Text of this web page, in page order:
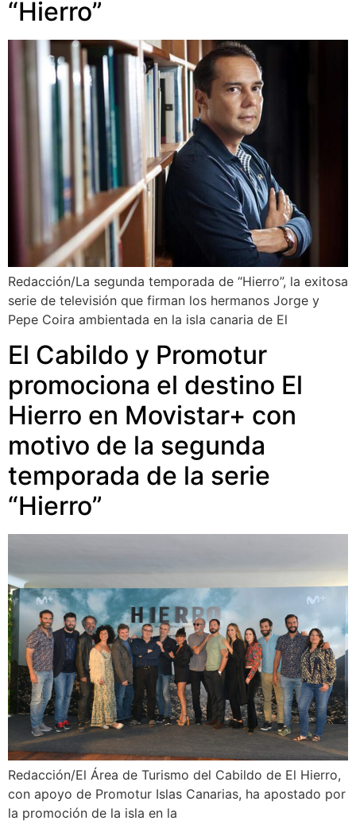
“Hierro”
Redacción/La segunda temporada de “Hierro”, la exitosa
serie de televisión que firman los hermanos Jorge y
Pepe Coira ambientada en la isla canaria de El
El Cabildo y Promotur
promociona el destino El
Hierro en Movistar+ con
motivo de la segunda
temporada de la serie
“Hierro”
Redacción/El Área de Turismo del Cabildo de El Hierro,
con apoyo de Promotur Islas Canarias, ha apostado por
la promoción de la isla en la